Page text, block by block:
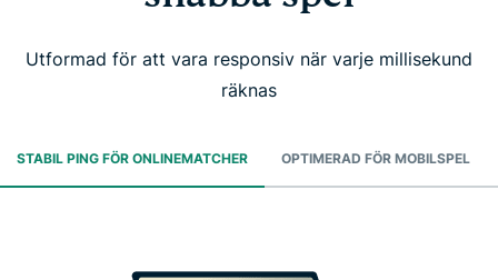
Utformad för att vara responsiv när varje millisekund
räknas
STABIL PING FÖR ONLINEMATCHER OPTIMERAD FÖR MOBILSPEL